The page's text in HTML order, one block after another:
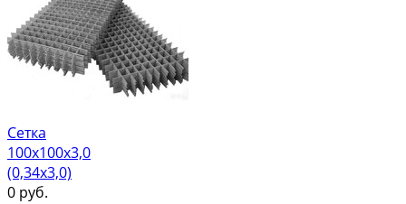
Сетка
100х100х3,0
(0,34х3,0)
0 руб.